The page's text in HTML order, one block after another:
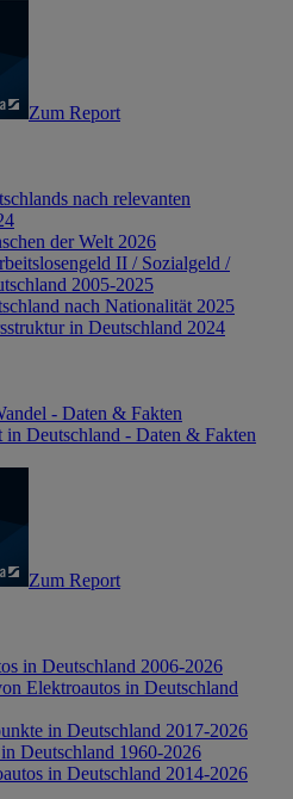
Zum Report
nach relevanten
der Welt 2026
II / Sozialgeld /
2005-2025
nach Nationalität 2025
in Deutschland 2024
- Daten & Fakten
in Deutschland - Daten & Fakten
Zum Report
in Deutschland 2006-2026
Elektroautos in Deutschland
in Deutschland 2017-2026
Deutschland 1960-2026
in Deutschland 2014-2026